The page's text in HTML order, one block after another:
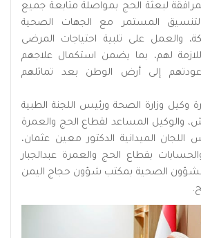
لبعثة الحج بمواصلة متابعة جميع
المستمر مع الجهات الصحية
والعمل على تلبية احتياجات المرضى
لهم، بما يضمن استكمال علاجهم
إلى أرض الوطن بعد تماثلهم
وكيل وزارة الصحة ورئيس اللجنة الطبية
والوكيل المساعد لقطاع الحج والعمرة
اللجان الميدانية الدكتور معين عثمان،
بقطاع الحج والعمرة عبدالجبار
الشؤون الصحية بمكتب شؤون حجاج اليمن